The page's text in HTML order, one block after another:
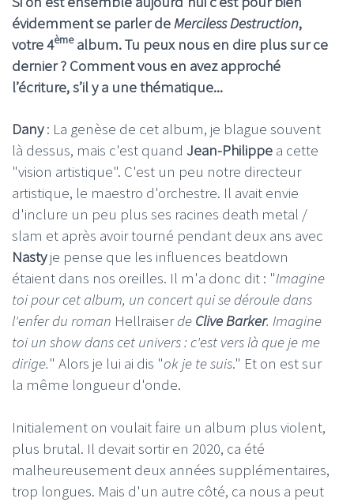
évidemment se parler de Merciless Destruction,
votre 4èmealbum. Tu peux nous en dire plus sur ce
dernier ? Comment vous en avez approché
l’écriture, s’il y a une thématique...
Dany: La genèse de cet album, je blague souvent
là dessus, mais c'est quand Jean-Philippe a cette
"vision artistique". C'est un peu notre directeur
artistique, le maestro d'orchestre. Il avait envie
d'inclure un peu plus ses racines death metal /
slam et après avoir tourné pendant deux ans avec
Nastyje pense que les influences beatdown
étaient dans nos oreilles. Il m'a donc dit : "Imagine
toi pour cet album, un concert qui se déroule dans
l'enfer du roman Hellraiserde Clive Barker. Imagine
toi un show dans cet univers : c'est vers là que je me
dirige." Alors je lui ai dis "ok je te suis." Et on est sur
la même longueur d'onde.
Initialement on voulait faire un album plus violent,
plus brutal. Il devait sortir en 2020, ca été
malheureusement deux années supplémentaires,
trop longues. Mais d'un autre côté, ca nous a peut